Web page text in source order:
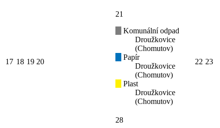
17 18 19 20
21
Komunální odpad
Droužkovice
(Chomutov)
Papír
Droužkovice
(Chomutov)
Plast
Droužkovice
(Chomutov)
22 23
28